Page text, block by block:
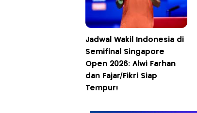
Jadwal Wakil Indonesia di
Semifinal Singapore
Open 2026: Alwi Farhan
dan Fajar/Fikri Siap
Tempur!